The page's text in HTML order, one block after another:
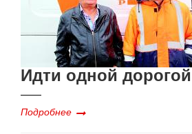
Идти одной дорогой
Подробнее